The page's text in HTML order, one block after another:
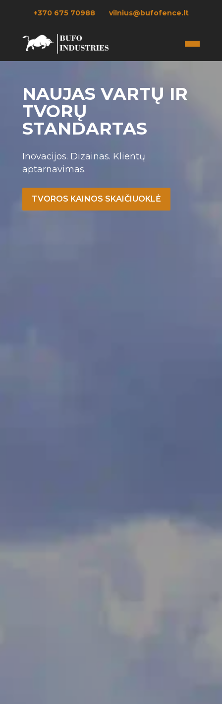
+370 675 70988 vilnius@bufofence.lt
NAUJAS VARTŲ IR
TVORŲ
STANDARTAS
Inovacijos. Dizainas. Klientų
aptarnavimas.
TVOROS KAINOS SKAIČIUOKLĖ